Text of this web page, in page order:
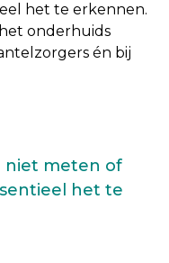
het te erkennen.
onderhuids
én bij
niet meten of
het te